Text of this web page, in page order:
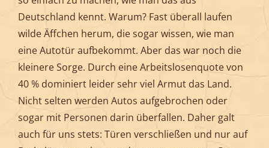
Deutschland kennt. Warum? Fast überall laufen
wilde Äffchen herum, die sogar wissen, wie man
eine Autotür aufbekommt. Aber das war noch die
kleinere Sorge. Durch eine Arbeitslosenquote von
40 % dominiert leider sehr viel Armut das Land.
Nicht selten werden Autos aufgebrochen oder
sogar mit Personen darin überfallen. Daher galt
auch für uns stets: Türen verschließen und nur auf